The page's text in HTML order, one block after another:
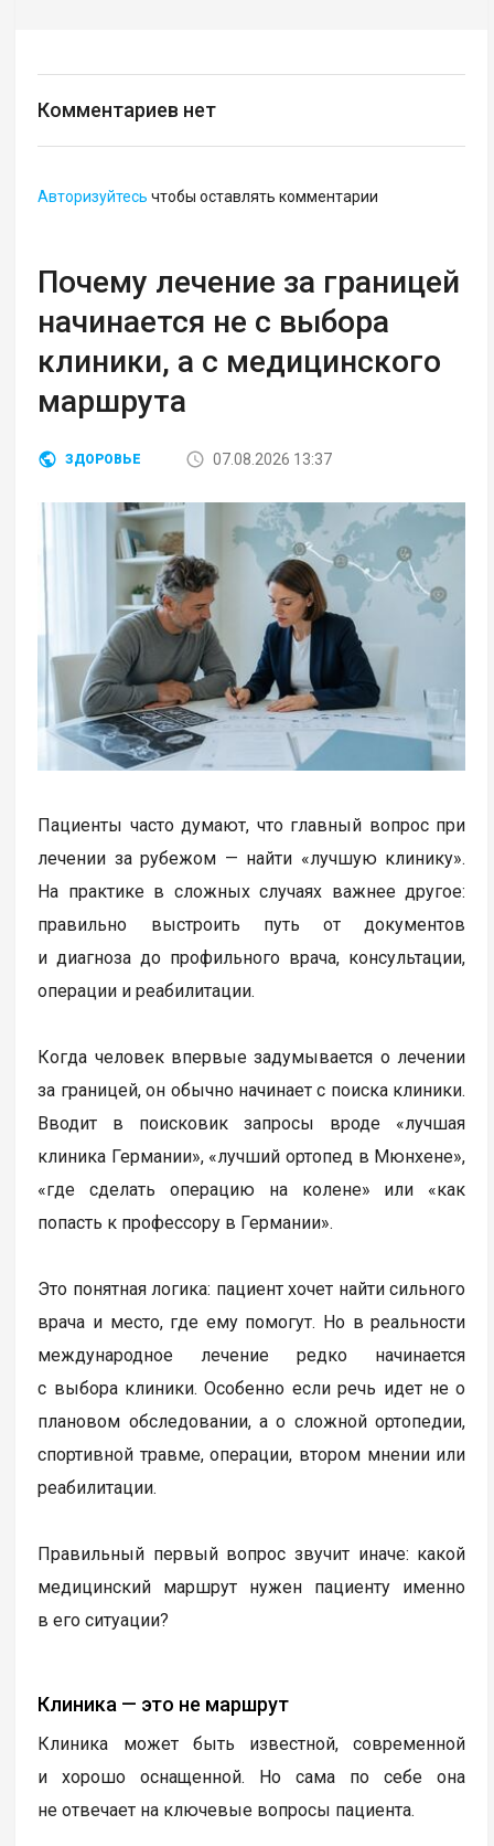
Комментариев нет
Авторизуйтесь чтобы оставлять комментарии
Почему лечение за границей
начинается не с выбора
клиники, а с медицинского
маршрута
ЗДОРОВЬЕ 07.08.2026 13:37
Пациенты часто думают, что главный вопрос при
лечении за рубежом — найти «лучшую клинику».
На практике в сложных случаях важнее другое:
правильно выстроить путь от документов
и диагноза до профильного врача, консультации,
операции и реабилитации.
Когда человек впервые задумывается о лечении
за границей, он обычно начинает с поиска клиники.
Вводит в поисковик запросы вроде «лучшая
клиника Германии», «лучший ортопед в Мюнхене»,
«где сделать операцию на колене» или «как
попасть к профессору в Германии».
Это понятная логика: пациент хочет найти сильного
врача и место, где ему помогут. Но в реальности
международное лечение редко начинается
с выбора клиники. Особенно если речь идет не о
плановом обследовании, а о сложной ортопедии,
спортивной травме, операции, втором мнении или
реабилитации.
Правильный первый вопрос звучит иначе: какой
медицинский маршрут нужен пациенту именно
в его ситуации?
Клиника — это не маршрут
Клиника может быть известной, современной
и хорошо оснащенной. Но сама по себе она
не отвечает на ключевые вопросы пациента.